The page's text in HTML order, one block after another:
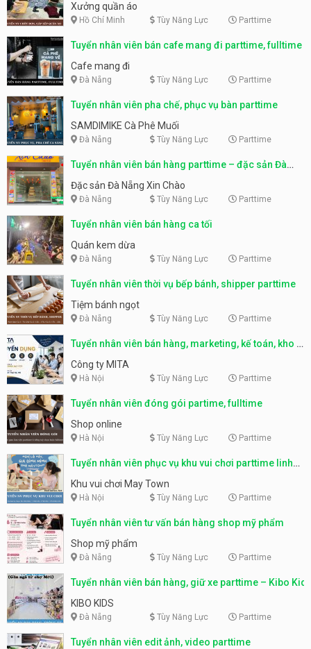
Xưởng quần áo
Hồ Chí Minh Tùy Năng Lực Parttime
Tuyển nhân viên bán cafe mang đi parttime, fulltime
Cafe mang đi
Đà Nẵng Tùy Năng Lực Parttime
Tuyển nhân viên pha chế, phục vụ bàn parttime
SAMDIMIKE Cà Phê Muối
Đà Nẵng Tùy Năng Lực Parttime
Tuyển nhân viên bán hàng parttime – đặc sản Đà
Nẵng
Đặc sản Đà Nẵng Xin Chào
Đà Nẵng Tùy Năng Lực Parttime
Tuyển nhân viên bán hàng ca tối
Quán kem dừa
Đà Nẵng Tùy Năng Lực Parttime
Tuyển nhân viên thời vụ bếp bánh, shipper parttime
Tiệm bánh ngọt
Đà Nẵng Tùy Năng Lực Parttime
Tuyển nhân viên bán hàng, marketing, kế toán, kho –
parttime, fulltime
Công ty MITA
Hà Nội Tùy Năng Lực Parttime
Tuyển nhân viên đóng gói partime, fulltime
Shop online
Hà Nội Tùy Năng Lực Parttime
Tuyển nhân viên phục vụ khu vui chơi parttime linh
động
Khu vui chơi May Town
Hà Nội Tùy Năng Lực Parttime
Tuyển nhân viên tư vấn bán hàng shop mỹ phẩm
Shop mỹ phẩm
Đà Nẵng Tùy Năng Lực Parttime
Tuyển nhân viên bán hàng, giữ xe parttime – Kibo Kid
KIBO KIDS
Đà Nẵng Tùy Năng Lực Parttime
Tuyển nhân viên edit ảnh, video parttime